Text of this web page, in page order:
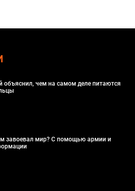
объяснил, чем на самом деле питаются
завоевал мир? С помощью армии и